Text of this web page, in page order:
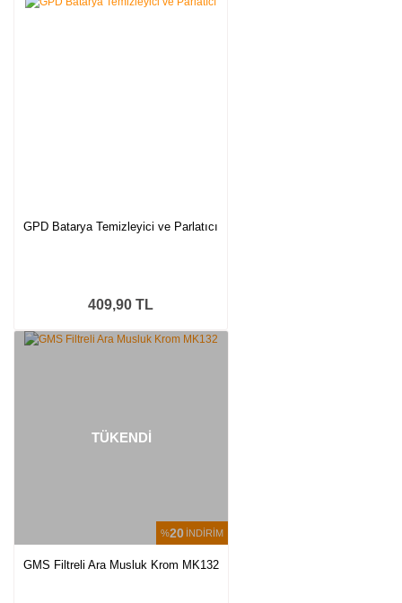
GPD Batarya Temizleyici ve Parlatıcı
409,90 TL
%20 İNDİRİM
TÜKENDİ
GMS Filtreli Ara Musluk Krom MK132